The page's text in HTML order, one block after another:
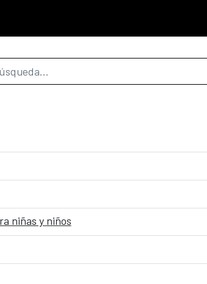
de búsqueda
niñas y niños